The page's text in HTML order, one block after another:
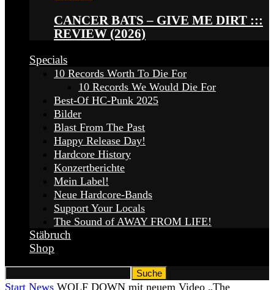
CANCER BATS – GIVE ME DIRT :::
REVIEW (2026)
Specials
10 Records Worth To Die For
10 Records We Would Die For
Best-Of HC-Punk 2025
Bilder
Blast From The Past
Happy Release Day!
Hardcore History
Konzertberichte
Mein Label!
Neue Hardcore-Bands
Support Your Locals
The Sound of AWAY FROM LIFE!
Stäbruch
Shop
Start News WOLF DOWN mit neuem Video „The